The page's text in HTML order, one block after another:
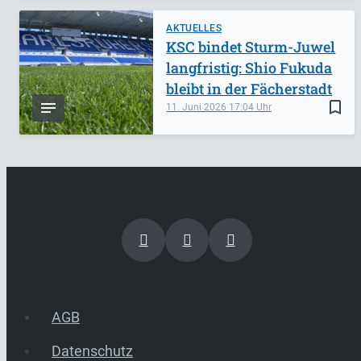
AKTUELLES
bookmark_border
11. Juni 2026 17:04
KSC bindet Sturm-Juwel
langfristig: Shio Fukuda
bleibt in der Fächerstadt
AGB
Datenschutz